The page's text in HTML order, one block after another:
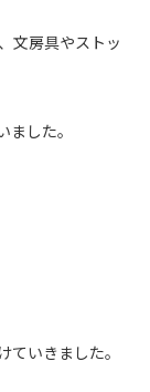
文房具やストッ
した。
いきました。